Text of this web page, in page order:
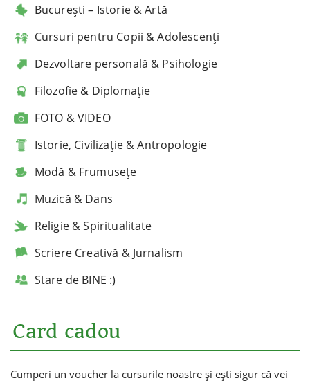
București – Istorie & Artă
Cursuri pentru Copii & Adolescenți
Dezvoltare personală & Psihologie
Filozofie & Diplomație
FOTO & VIDEO
Istorie, Civilizație & Antropologie
Modă & Frumusețe
Muzică & Dans
Religie & Spiritualitate
Scriere Creativă & Jurnalism
Stare de BINE :)
Card cadou
Cumperi un voucher la cursurile noastre și ești sigur că vei